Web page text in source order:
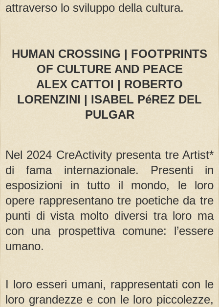
attraverso lo sviluppo della cultura.
HUMAN CROSSING | FOOTPRINTS
OF CULTURE AND PEACE
ALEX CATTOI | ROBERTO
LORENZINI | ISABEL PéREZ DEL
PULGAR
Nel 2024 CreActivity presenta tre Artist*
di fama internazionale. Presenti in
esposizioni in tutto il mondo, le loro
opere rappresentano tre poetiche da tre
punti di vista molto diversi tra loro ma
con una prospettiva comune: l’essere
umano.
I loro esseri umani, rappresentati con le
loro grandezze e con le loro piccolezze,